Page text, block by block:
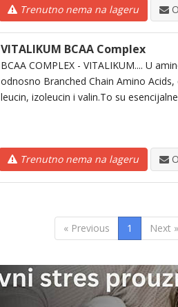
Trenutno nema na lageru
VITALIKUM BCAA Complex
BCAA COMPLEX - VITALIKUM.... U
odnosno Branched Chain Amino
leucin, izoleucin i valin.To su
Trenutno nema na lageru
« Previous 1 Next »